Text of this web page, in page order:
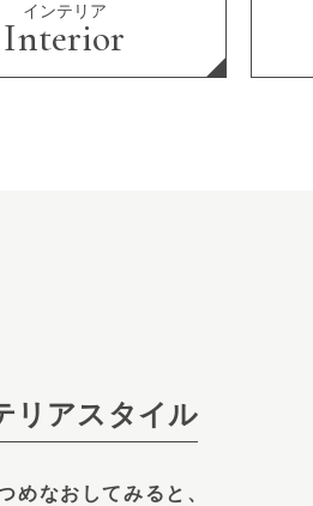
インテリア
Interior
リアスタイル
めなおしてみると、